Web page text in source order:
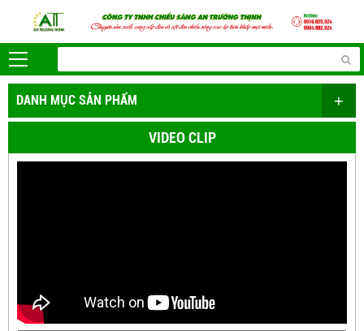
DANH MỤC SẢN PHẨM +
VIDEO CLIP